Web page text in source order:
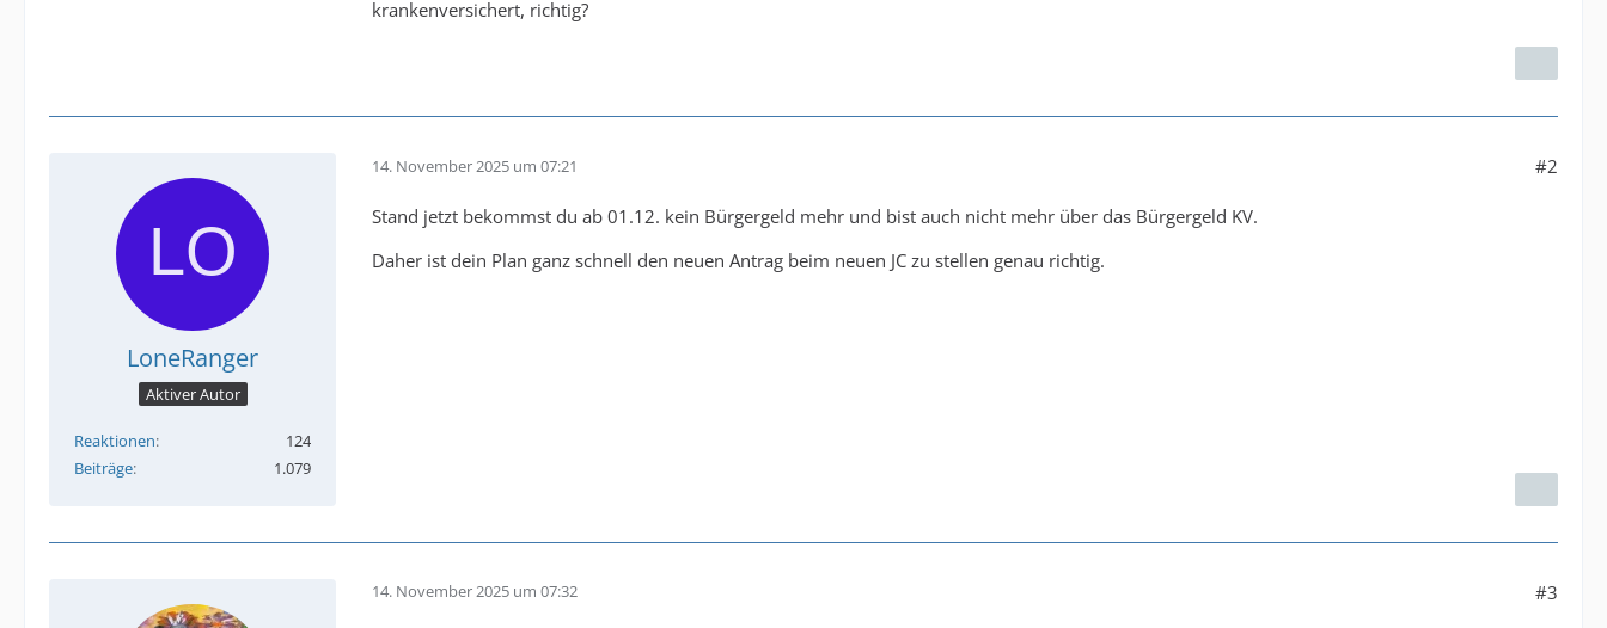
krankenversichert, richtig?
LoneRanger
Aktiver Autor
Reaktionen
124
Beiträge
1.079
14. November 2025 um 07:21 #2
Stand jetzt bekommst du ab 01.12. kein Bürgergeld mehr und bist auch nicht mehr über das Bürgergeld KV.
Daher ist dein Plan ganz schnell den neuen Antrag beim neuen JC zu stellen genau richtig.
14. November 2025 um 07:32 #3